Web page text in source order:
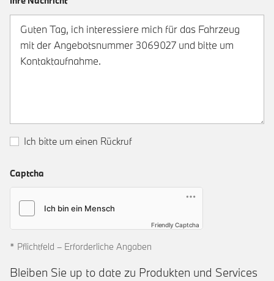
Ich bitte um einen Rückruf
Captcha
Friendly Captcha
* Pflichtfeld – Erforderliche Angaben
Bleiben Sie up to date zu Produkten und Services